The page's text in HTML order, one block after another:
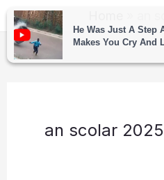
Skip
content
an scolar 2025